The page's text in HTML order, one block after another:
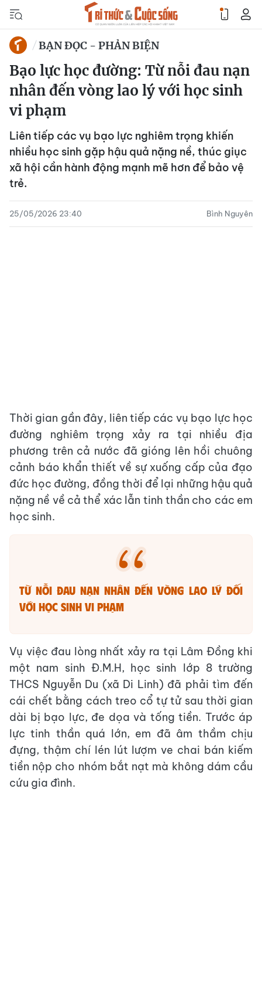
BẠN ĐỌC - PHẢN BIỆN
Bạo lực học đường: Từ nỗi đau nạn
nhân đến vòng lao lý với học sinh
vi phạm
Liên tiếp các vụ bạo lực nghiêm trọng khiến
nhiều học sinh gặp hậu quả nặng nề, thúc giục
xã hội cần hành động mạnh mẽ hơn để bảo vệ
trẻ.
25/05/2026 23:40 Bình Nguyên
Thời gian gần đây, liên tiếp các vụ bạo lực học
đường nghiêm trọng xảy ra tại nhiều địa
phương trên cả nước đã gióng lên hồi chuông
cảnh báo khẩn thiết về sự xuống cấp của đạo
đức học đường, đồng thời để lại những hậu quả
nặng nề về cả thể xác lẫn tinh thần cho các em
học sinh.
Từ nỗi đau nạn nhân đến vòng lao lý đối
với học sinh vi phạm
Vụ việc đau lòng nhất xảy ra tại Lâm Đồng khi
một nam sinh Đ.M.H, học sinh lớp 8 trường
THCS Nguyễn Du (xã Di Linh) đã phải tìm đến
cái chết bằng cách treo cổ tự tử sau thời gian
dài bị bạo lực, đe dọa và tống tiền. Trước áp
lực tinh thần quá lớn, em đã âm thầm chịu
đựng, thậm chí lén lút lượm ve chai bán kiếm
tiền nộp cho nhóm bắt nạt mà không dám cầu
cứu gia đình.